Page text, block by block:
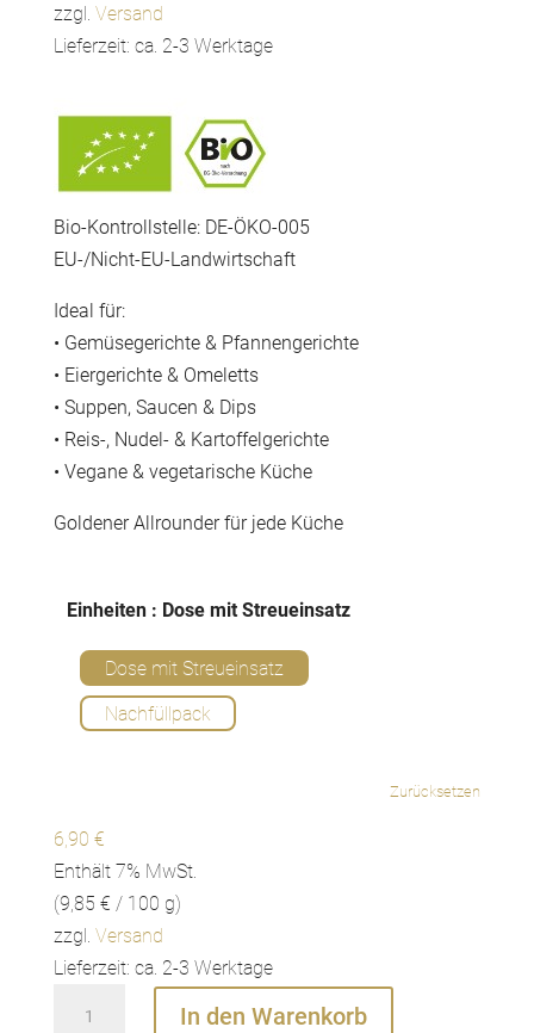
zzgl. Versand
Lieferzeit: ca. 2-3 Werktage
Bio-Kontrollstelle: DE-ÖKO-005
EU-/Nicht-EU-Landwirtschaft
Ideal für:
• Gemüsegerichte & Pfannengerichte
• Eiergerichte & Omeletts
• Suppen, Saucen & Dips
• Reis-, Nudel- & Kartoffelgerichte
• Vegane & vegetarische Küche
Goldener Allrounder für jede Küche
Einheiten : Dose mit Streueinsatz
Dose mit Streueinsatz
Nachfüllpack
Zurücksetzen
6,90 €
Enthält 7% MwSt.
(9,85 € / 100 g)
zzgl. Versand
Lieferzeit: ca. 2-3 Werktage
In den Warenkorb